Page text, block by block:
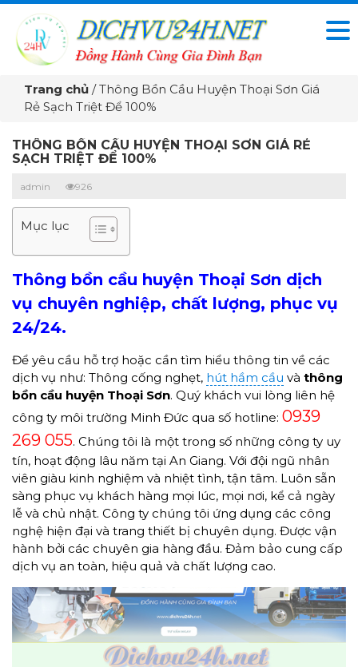
Trang chủ /Thông Bồn Cầu Huyện Thoại Sơn Giá
Rẻ Sạch Triệt Để 100%
THÔNG BỒN CẦU HUYỆN THOẠI SƠN GIÁ RẺ
SẠCH TRIỆT ĐỂ 100%
admin 926
Mục lục
Thông bồn cầu huyện Thoại Sơn dịch
vụ chuyên nghiệp, chất lượng, phục vụ
24/24.
Để yêu cầu hỗ trợ hoặc cần tìm hiểu thông tin về các
dịch vụ như: Thông cống nghẹt, hút hầm cầu và thông
bồn cầu huyện Thoại Sơn. Quý khách vui lòng liên hệ
công ty môi trường Minh Đức qua số hotline: 0939
269 055. Chúng tôi là một trong số những công ty uy
tín, hoạt động lâu năm tại An Giang. Với đội ngũ nhân
viên giàu kinh nghiệm và nhiệt tình, tận tâm. Luôn sẵn
sàng phục vụ khách hàng mọi lúc, mọi nơi, kể cả ngày
lễ và chủ nhật. Công ty chúng tôi ứng dụng các công
nghệ hiện đại và trang thiết bị chuyên dụng. Được vận
hành bởi các chuyên gia hàng đầu. Đảm bảo cung cấp
dịch vụ an toàn, hiệu quả và chất lượng cao.